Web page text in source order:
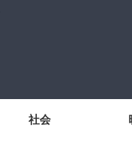
社会